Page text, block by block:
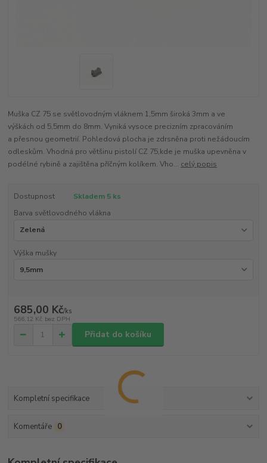
Muška CZ 75 se světlovodným vláknem 1,5mm široká 3mm a ve
výškách od 5,5mm do 8mm. Vyniká vysoce precizním zpracováním
a přesnou geometrií. Pohledová plocha je zdrsněna proti nežádoucím
odleskům. Vhodná pro většinu pistolí CZ 75,kde je muška upevněna v
podélné rybině a zajištěna příčným kolíkem. Vho... celý popis
Dostupnost
Skladem 5 ks
Barva světlovodného vlákna
Výška mušky
685,00 Kč/ks
566,12 Kč bez DPH
Přidat do košíku
Kompletní specifikace
Komentáře 0